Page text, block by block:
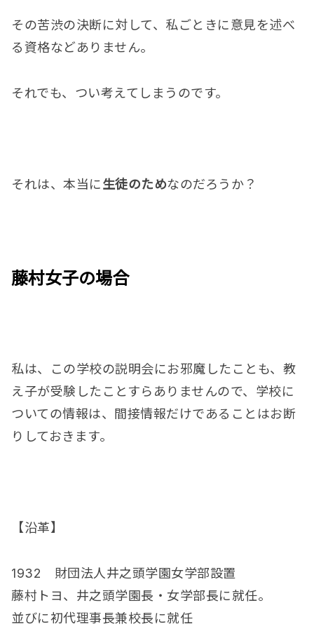
その苦渋の決断に対して、私ごときに意見を述べ
る資格などありません。
それでも、つい考えてしまうのです。
それは、本当に生徒のためなのだろうか？
藤村女子の場合
私は、この学校の説明会にお邪魔したことも、教
え子が受験したことすらありませんので、学校に
ついての情報は、間接情報だけであることはお断
りしておきます。
【沿革】
1932 財団法人井之頭学園女学部設置
藤村トヨ、井之頭学園長・女学部長に就任。
並びに初代理事長兼校長に就任